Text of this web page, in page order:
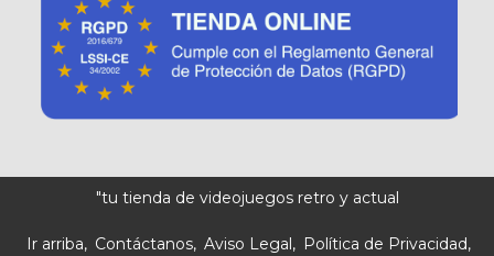
"tu tienda de videojuegos retro y actual
Ir arriba Contáctanos Aviso Legal
Política de Privacidad